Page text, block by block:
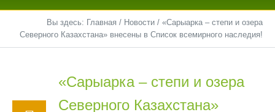
Вы здесь: Главная / Новости / «Сарыарка – степи и озера
Северного Казахстана» внесены в Список всемирного наследия!
«Сарыарка – степи и озера
Северного Казахстана»